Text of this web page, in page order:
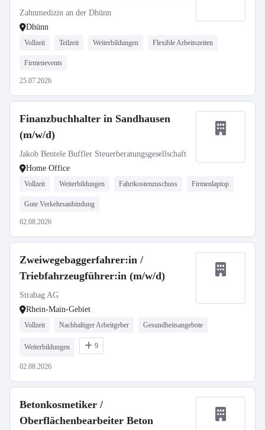
Voll- oder Teilzeit
Zahnmedizin an der Dhünn
Dhünn
Vollzeit Teilzeit Weiterbildungen Flexible Arbeitszeiten
Firmenevents
25.07.2026
Finanzbuchhalter in Sandhausen
(m/w/d)
Jakob Bentele Buffler Steuerberatungsgesellschaft
Home Office
Vollzeit Weiterbildungen Fahrtkostenzuschuss Firmenlaptop
Gute Verkehrsanbindung
02.08.2026
Zweiwegebaggerfahrer:in /
Triebfahrzeugführer:in (m/w/d)
Strabag AG
Rhein-Main-Gebiet
Vollzeit Nachhaltiger Arbeitgeber Gesundheitsangebote
Weiterbildungen 9
02.08.2026
Betonkosmetiker /
Oberflächenbearbeiter Beton